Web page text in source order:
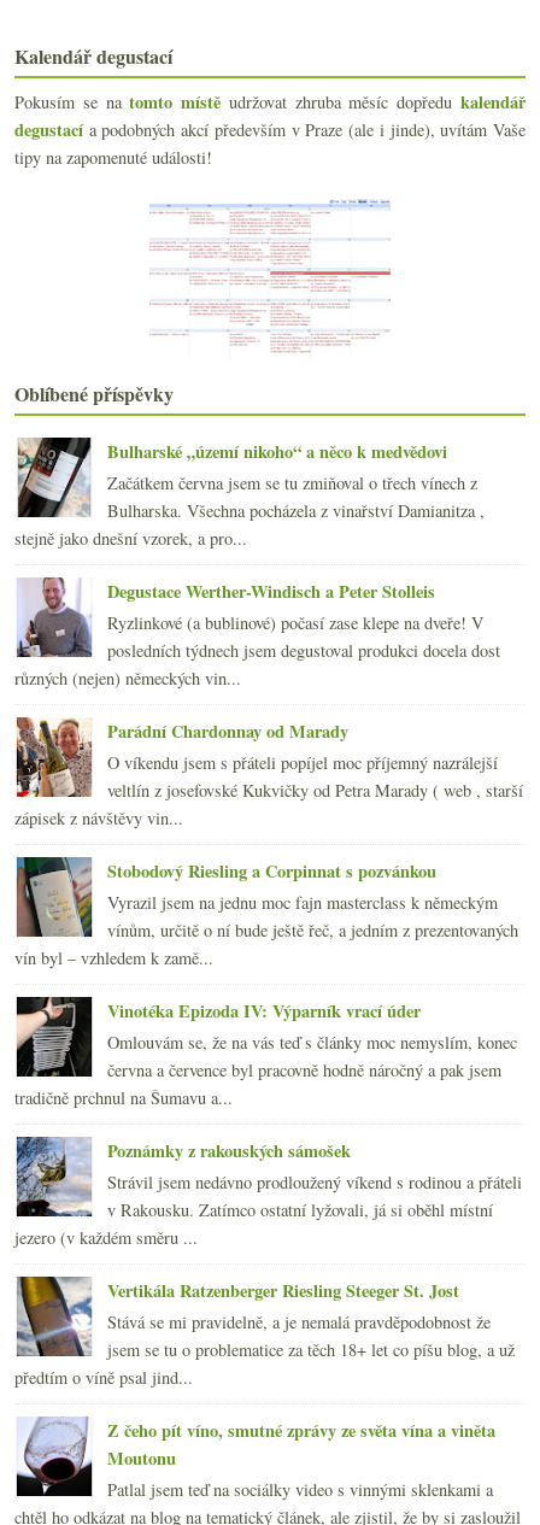
►března(19)
února
Páteční pavědecké hrátky
Devět roztodivných frankovek
Americká odpověď na šampaňské
Domaine Leroy ročník 2004
Vraťte mi zimu!
Výsledky ankety o ukládání vína
Přehlídka červených burgundských
Jak má vonět Frankovka?
Téměř molekulární paskvily
Hudba a víno
Oslavte výročí nařízení o zakládání vinic
Cabernet Sauvignon na Moravu nepatří!
Slaďounká Pálava a tříbarevný piškot
Trable s archivním boxem
Zjednodušme si to…
La Dégustation Bohême Bourgeoise
Rulandské modré 2006 ze Strachotic
Velké dobré červené zklamání?
André z Bořetic 2002
Epické „mexické“ placky
Adoptujme špačka!
►ledna (24)
►2007(108)
Kalendář degustací
Pokusím se natomto místě udržovat zhruba měsíc dopředukalendář
degustacía podobných akcí především v Praze (ale i jinde), uvítám Vaše
tipy na zapomenuté události!
Oblíbené příspěvky
Bulharské „území nikoho“ a něco k medvědovi
Začátkem června jsem se tu zmiňoval o třech vínech z
Bulharska. Všechna pocházela z vinařství Damianitza ,
stejně jako dnešní vzorek, a pro...
Degustace Werther-Windisch a Peter Stolleis
Ryzlinkové (a bublinové) počasí zase klepe na dveře! V
posledních týdnech jsem degustoval produkci docela dost
různých (nejen) německých vin...
Parádní Chardonnay od Marady
O víkendu jsem s přáteli popíjel moc příjemný nazrálejší
veltlín z josefovské Kukvičky od Petra Marady ( web , starší
zápisek z návštěvy vin...
Stobodový Riesling a Corpinnat s pozvánkou
Vyrazil jsem na jednu moc fajn masterclass k německým
vínům, určitě o ní bude ještě řeč, a jedním z prezentovaných
vín byl – vzhledem k zamě...
Vinotéka Epizoda IV: Výparník vrací úder
Omlouvám se, že na vás teď s články moc nemyslím, konec
června a července byl pracovně hodně náročný a pak jsem
tradičně prchnul na Šumavu a...
Poznámky z rakouských sámošek
Strávil jsem nedávno prodloužený víkend s rodinou a přáteli
v Rakousku. Zatímco ostatní lyžovali, já si oběhl místní
jezero (v každém směru ...
Vertikála Ratzenberger Riesling Steeger St. Jost
Stává se mi pravidelně, a je nemalá pravděpodobnost že
jsem se tu o problematice za těch 18+ let co píšu blog, a už
předtím o víně psal jind...
Z čeho pít víno, smutné zprávy ze světa vína a viněta
Moutonu
Patlal jsem teď na sociálky video s vinnými sklenkami a
chtěl ho odkázat na blog na tematický článek, ale zjistil, že by si zasloužil